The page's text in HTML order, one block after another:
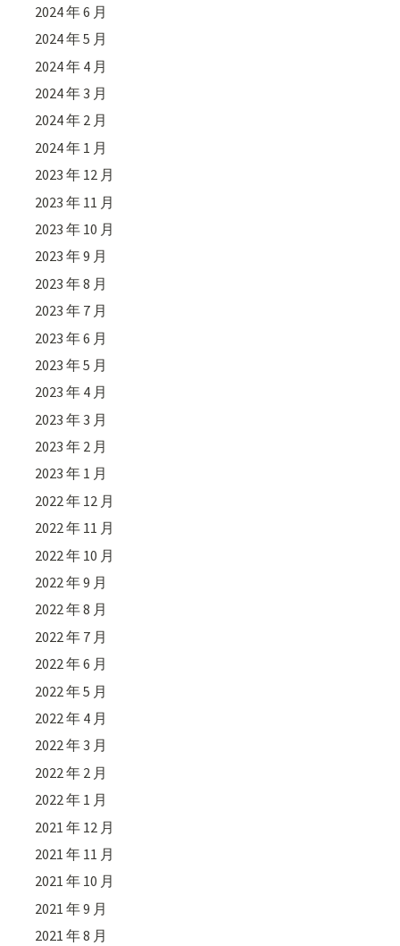
2024 年 6 月
2024 年 5 月
2024 年 4 月
2024 年 3 月
2024 年 2 月
2024 年 1 月
2023 年 12 月
2023 年 11 月
2023 年 10 月
2023 年 9 月
2023 年 8 月
2023 年 7 月
2023 年 6 月
2023 年 5 月
2023 年 4 月
2023 年 3 月
2023 年 2 月
2023 年 1 月
2022 年 12 月
2022 年 11 月
2022 年 10 月
2022 年 9 月
2022 年 8 月
2022 年 7 月
2022 年 6 月
2022 年 5 月
2022 年 4 月
2022 年 3 月
2022 年 2 月
2022 年 1 月
2021 年 12 月
2021 年 11 月
2021 年 10 月
2021 年 9 月
2021 年 8 月